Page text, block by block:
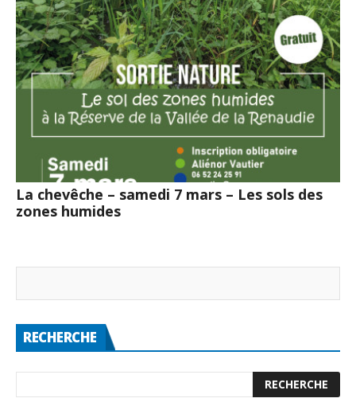
La chevêche – samedi 7 mars – Les sols des
zones humides
RECHERCHE